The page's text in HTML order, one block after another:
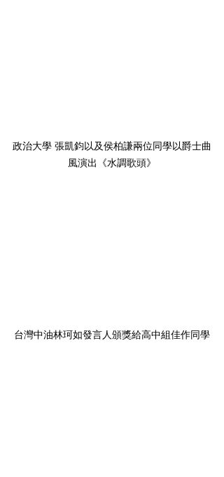
政治大學 張凱鈞以及侯柏謙兩位同學以爵士曲
風演出《水調歌頭》
台灣中油林珂如發言人頒獎給高中組佳作同學